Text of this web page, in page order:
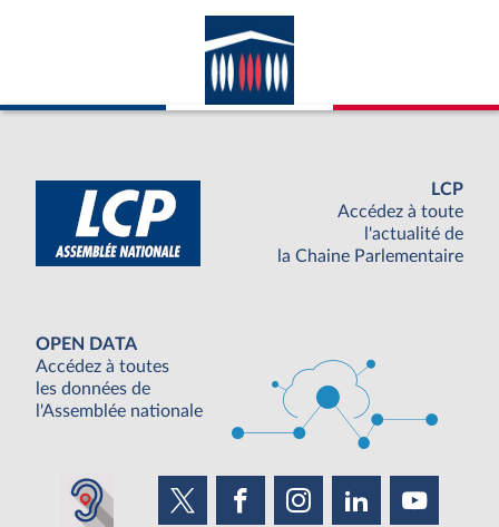
LCP
Accédez à toute
l'actualité de
la Chaine Parlementaire
OPEN DATA
Accédez à toutes
les données de
l'Assemblée nationale